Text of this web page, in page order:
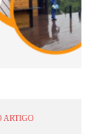
ARTIGO